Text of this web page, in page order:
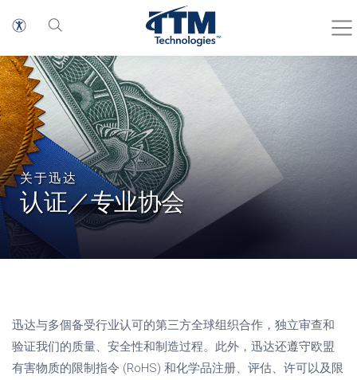
关于迅达
认证／专业协会
迅达与多個备受行业认可的第三方全球组织合作，独立审查和
验证我们的质量、安全性和制造过程。此外，迅达还遵守欧盟
有害物质的限制指令 (RoHS) 和化学品注册、评估、许可以及限